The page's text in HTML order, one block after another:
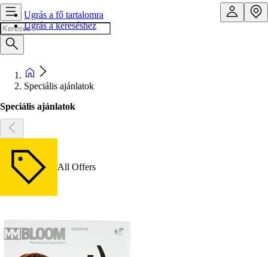
Ugrás a fő tartalomra
Ugrás a kereséshez
Speciális ajánlatok
Speciális ajánlatok
All Offers